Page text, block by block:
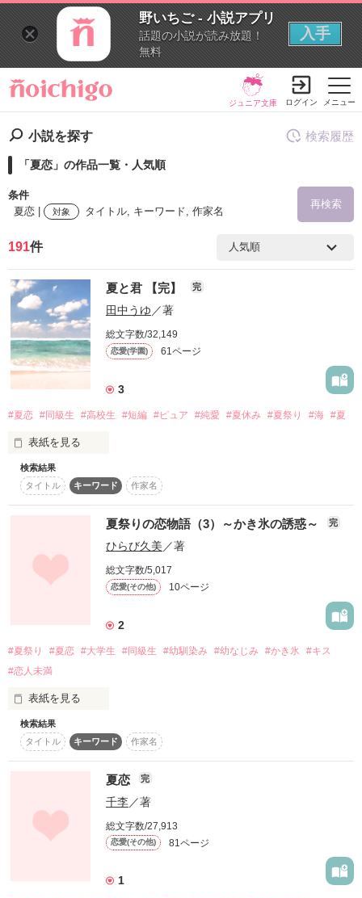
野いちご - 小説アプリ
話題の小説が読み放題！
無料
入手
メニュー
ジュニア文庫 ログイン
小説を探す
「夏恋」の作品一覧・人気順
条件
夏恋 |
対象 タイトル, キーワード, 作家名
再検索
検索ワード
詳しく検索
ステータス 全て 完結
作品の長さについて
コンテスト
復刻！夏の野いちごビギナーズ応援コンテスト～中・長編チ
ャレンジ！～
500文字の不気味なテスト、募集中。
200文字でゾッ！こわい短編コンテスト
スターツ出版小説投稿サイト合同企画「1話からの長編大
賞」野いちご！会場
検索履歴
191件
夏と君 【完】 完
田中うゆ ／著
総文字数/32,149
恋愛(学園) 61ページ
3
#夏恋 #同級生 #高校生 #短編 #ピュア #純愛 #夏休み #夏祭り #海 #夏
表紙を見る
夏休みで好きな人ともっと近づきたい！
作品を読む
検索結果
タイトル
キーワード 作家名
夏祭りの恋物語（3）～かき氷の誘惑～ 完
ひらび久美 ／著
総文字数/5,017
恋愛(その他) 10ページ
2
#夏祭り #夏恋 #大学生 #同級生 #幼馴染み #幼なじみ #かき氷
#キス
#恋人未満
表紙を見る
行けない夏祭り。
作品を読む
検索結果
タイトル
キーワード 作家名
夏恋 完
千李／著
総文字数/27,913
恋愛(その他) 81ページ
1